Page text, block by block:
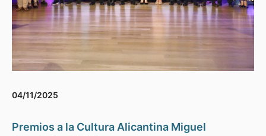
04/11/2025
Premios a la Cultura Alicantina Miguel